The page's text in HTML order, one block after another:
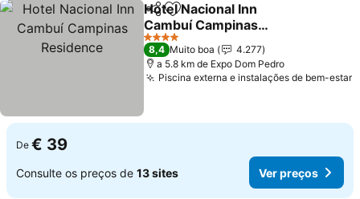
PartilharAdicionar aos favoritos
Hotel Nacional Inn
Cambuí Campinas
Residence
4 Estrelas
8,4 Muito boa
4.277
a 5.8 km de Expo Dom Pedro
Piscina externa e instalações de bem-estar
De € 39
Consulte os preços de 13 sites Ver preços